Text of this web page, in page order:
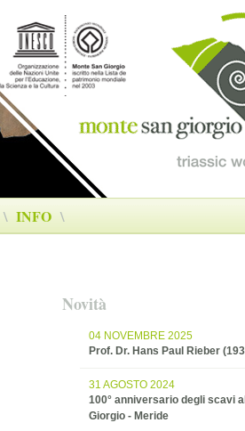
\ INFO \
Novità
04 NOVEMBRE 2025
Prof. Dr. Hans Paul Rieber
31 AGOSTO 2024
100° anniversario degli scavi
Giorgio - Meride